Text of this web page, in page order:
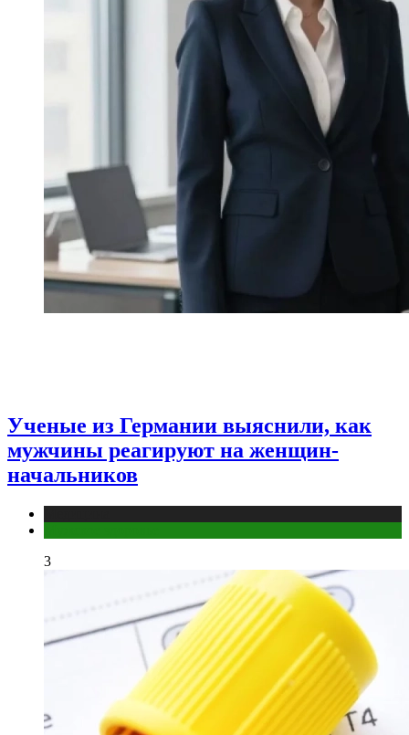
Ученые из Германии выяснили, как
мужчины реагируют на женщин-
начальников
3